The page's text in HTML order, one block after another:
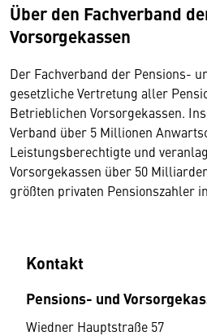
Über den Fachverband
Vorsorgekassen
Der Fachverband der Pensions-
gesetzliche Vertretung aller
Betrieblichen Vorsorgekassen.
Verband über 5 Millionen
Leistungsberechtigte und
Vorsorgekassen über 50
größten privaten Pensionszahler
Kontakt
Pensions- und
Wiedner Hauptstraße 57